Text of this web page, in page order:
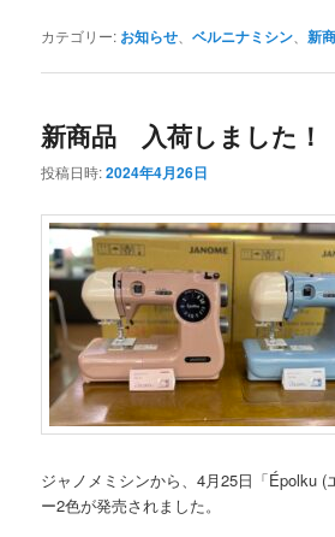
カテゴリー: お知らせ 、ベルニナミシン 、新
新商品 入荷しました！
投稿日時:2024年4月26日
ジャノメミシンから、4月25日「Épolku (
ー2色が発売されました。